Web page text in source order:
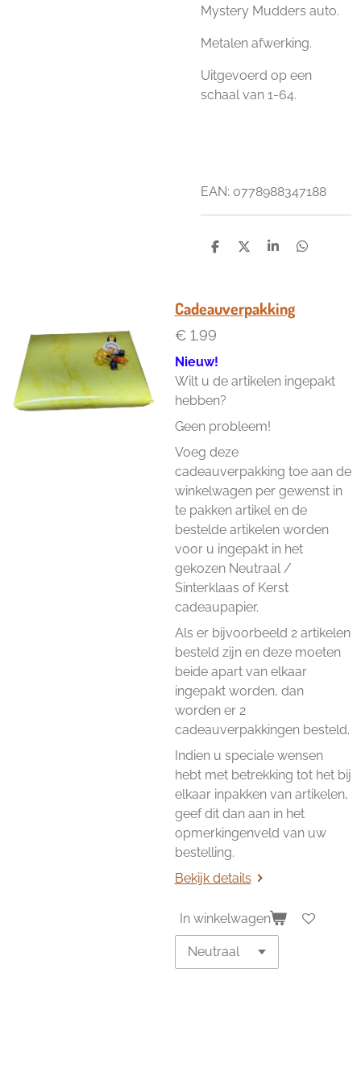
Mystery Mudders auto.
Metalen afwerking.
Uitgevoerd op een
schaal van 1-64.
EAN: 0778988347188
D
D
S
e
D
Cadeauverpakking
€ 1,99
Nieuw!
Wilt u de artikelen ingepakt
hebben?
Geen probleem!
Voeg deze
cadeauverpakking toe aan de
winkelwagen per gewenst in
te pakken artikel en de
bestelde artikelen worden
voor u ingepakt in het
gekozen Neutraal /
Sinterklaas of Kerst
cadeaupapier.
Als er bijvoorbeeld 2 artikelen
besteld zijn en deze moeten
beide apart van elkaar
ingepakt worden, dan
worden er 2
cadeauverpakkingen besteld.
Indien u speciale wensen
hebt met betrekking tot het bij
elkaar inpakken van artikelen,
geef dit dan aan in het
opmerkingenveld van uw
bestelling.
Bekijk details
In winkelwagen